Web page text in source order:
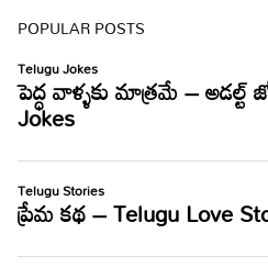
POPULAR POSTS